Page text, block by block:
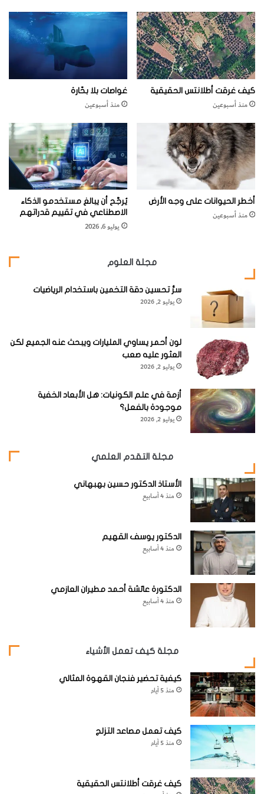
زي
و
س
م
ا
ي
ت
كيف غرقت أطلانتس الحقيقية
منذ أسبوعين
غواصات بلا بحّارة
منذ أسبوعين
أخطر الحيوانات على وجه الأرض
منذ أسبوعين
يُرجَّح أن يبالغ مستخدمو الذكاء
الاصطناعي في تقييم قدراتهم
يوليو 6, 2026
مجلة العلوم
سرُّ تحسين دقة التخمين باستخدام الرياضيات
يوليو 2, 2026
لون أحمر يساوي المليارات ويبحث عنه الجميع لكن
العثور عليه صعب
يوليو 2, 2026
أزمة في علم الكونيات: هل الأبعاد الخفية
موجودة بالفعل؟
يوليو 2, 2026
مجلة التقدم العلمي
الأستاذ الدكتور حسين بهبهاني
منذ 4 أسابيع
الدكتور يوسف القهيم
منذ 4 أسابيع
الدكتورة عائشة أحمد مطيران العازمي
منذ 4 أسابيع
مجلة كيف تعمل الأشياء
كيفية تحضير فنجان القهوة المثالي
منذ 5 أيام
كيف تعمل مصاعد التزلج
منذ 5 أيام
كيف غرقت أطلانتس الحقيقية